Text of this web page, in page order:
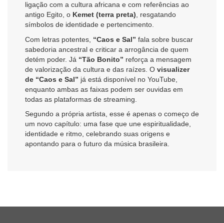
ligação com a cultura africana e com referências ao
antigo Egito, o Kemet (terra preta) , resgatando
símbolos de identidade e pertencimento.
Com letras potentes, “Caos e Sal” fala sobre buscar
sabedoria ancestral e criticar a arrogância de quem
detém poder. Já “Tão Bonito” reforça a mensagem
de valorização da cultura e das raízes. O visualizer
de “Caos e Sal” já está disponível no YouTube,
enquanto ambas as faixas podem ser ouvidas em
todas as plataformas de streaming.
Segundo a própria artista, esse é apenas o começo de
um novo capítulo: uma fase que une espiritualidade,
identidade e ritmo, celebrando suas origens e
apontando para o futuro da música brasileira.